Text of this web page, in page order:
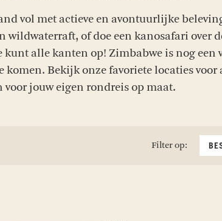
vol met actieve en avontuurlijke
wildwaterraft, of doe een kanosafari over
alle kanten op! Zimbabwe is nog een
Bekijk onze favoriete locaties voor
jouw eigen rondreis op maat.
Filter op: